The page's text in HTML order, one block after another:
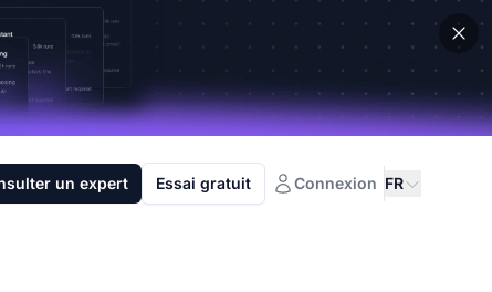
un expert Essai gratuit Connexion FR